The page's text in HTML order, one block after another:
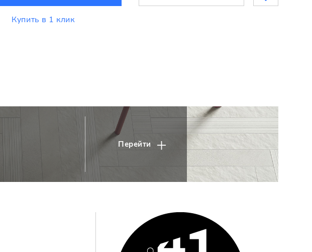
Купить в 1 клик
Перейти